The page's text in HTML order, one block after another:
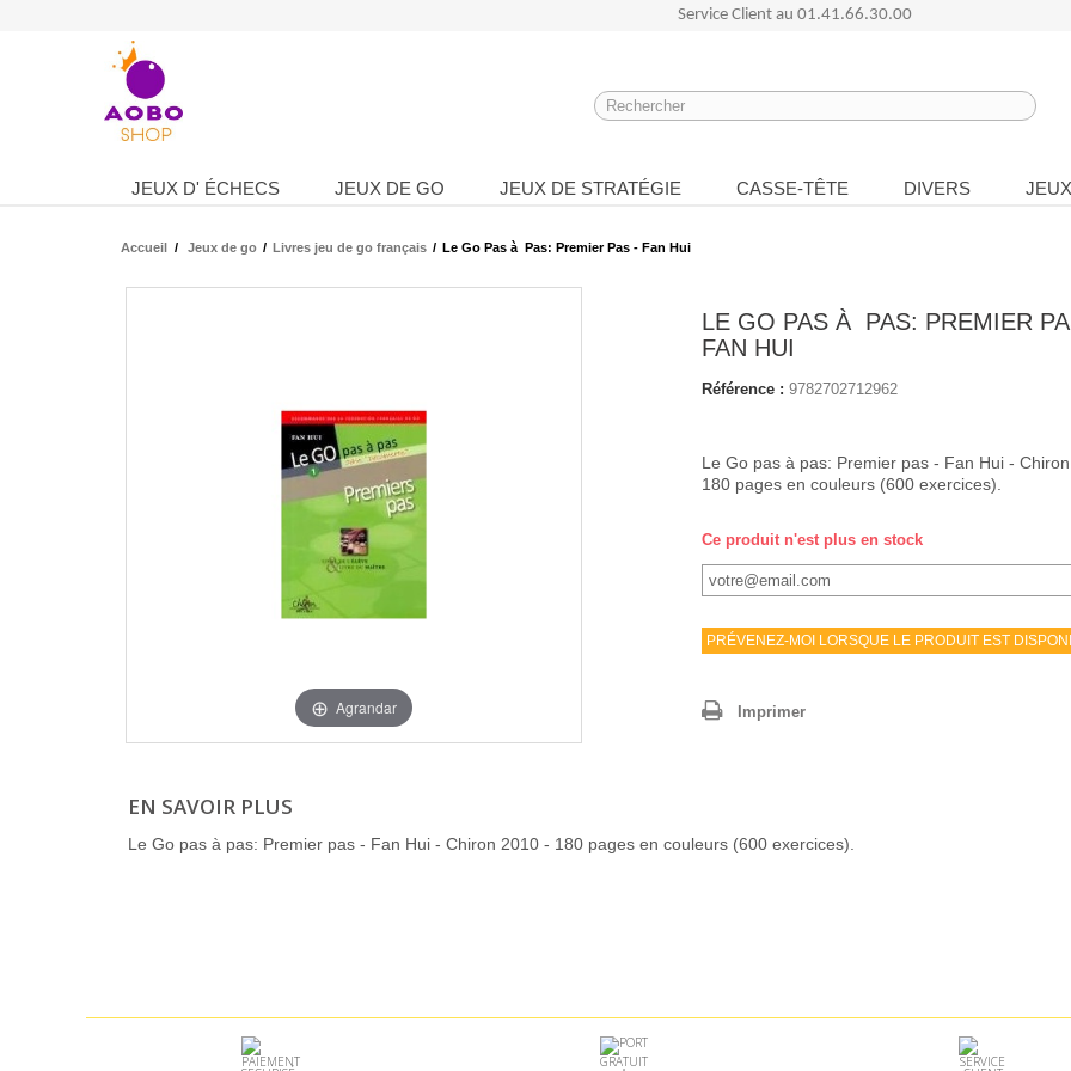
Service Client au 01.41.66.30.00
JEUX D' ÉCHECS JEUX DE GO JEUX DE STRATÉGIE CASSE-TÊTE DIVERS
Accueil / Jeux de go / Livres jeu de go français / Le Go Pas à Pas: Premier Pas - Fan Hui
Agrandar
LE GO PAS À PAS: PREMIER
FAN HUI
Référence : 9782702712962
Le Go pas à pas: Premier pas - Fan Hui -
180 pages en couleurs (600 exercices).
Ce produit n'est plus en stock
PRÉVENEZ-MOI LORSQUE LE PRODUIT EST
Imprimer
EN SAVOIR PLUS
Le Go pas à pas: Premier pas - Fan Hui - Chiron 2010 - 180 pages en couleurs (600 exercices).